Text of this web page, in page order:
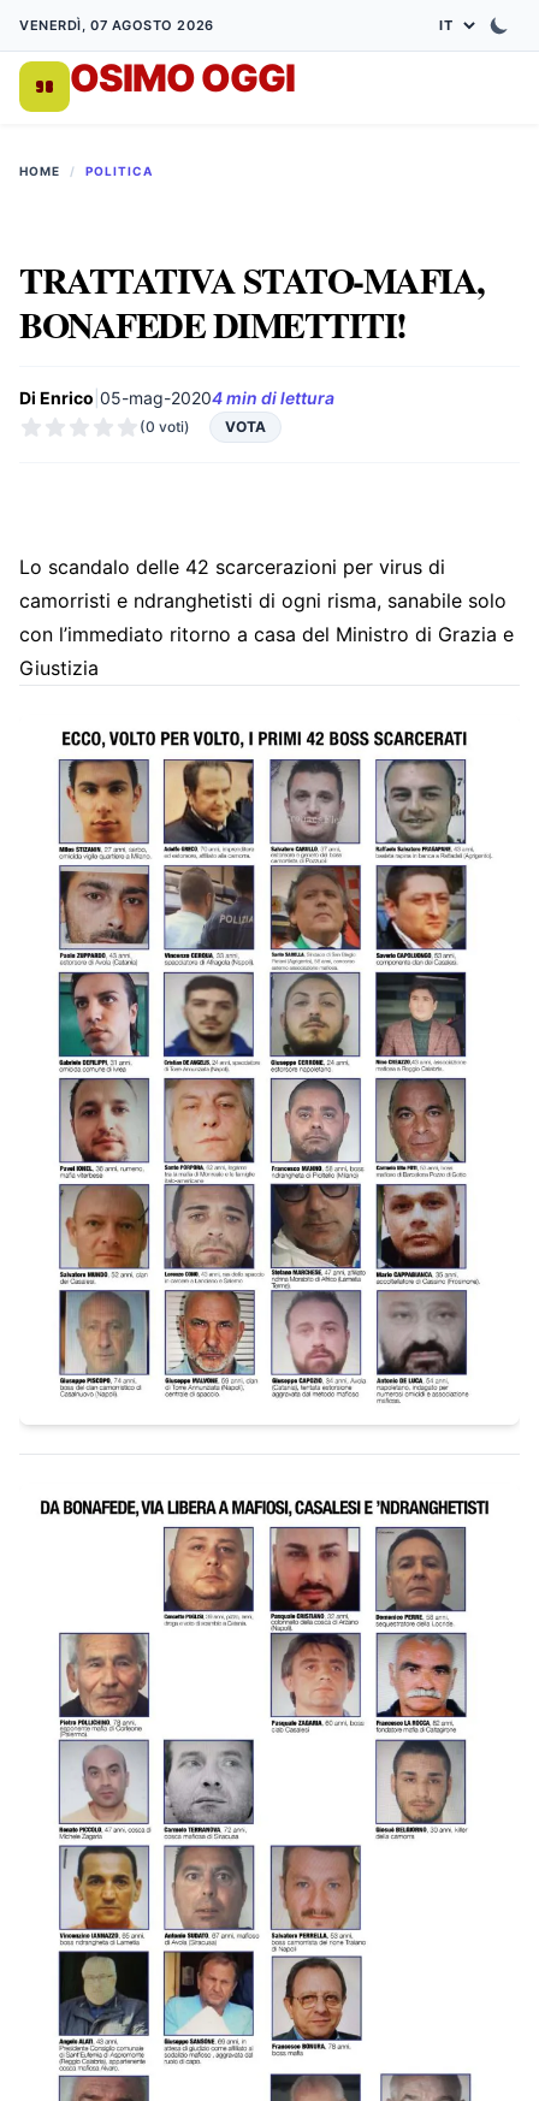
VENERDÌ, 07 AGOSTO 2026
OSIMO OGGI
HOME / POLITICA
TRATTATIVA STATO-MAFIA,
BONAFEDE DIMETTITI!
Di Enrico 05-mag-20204 min di lettura
(0 voti) VOTA
Lo scandalo delle 42 scarcerazioni per virus di
camorristi e ndranghetisti di ogni risma, sanabile solo
con l’immediato ritorno a casa del Ministro di Grazia e
Giustizia